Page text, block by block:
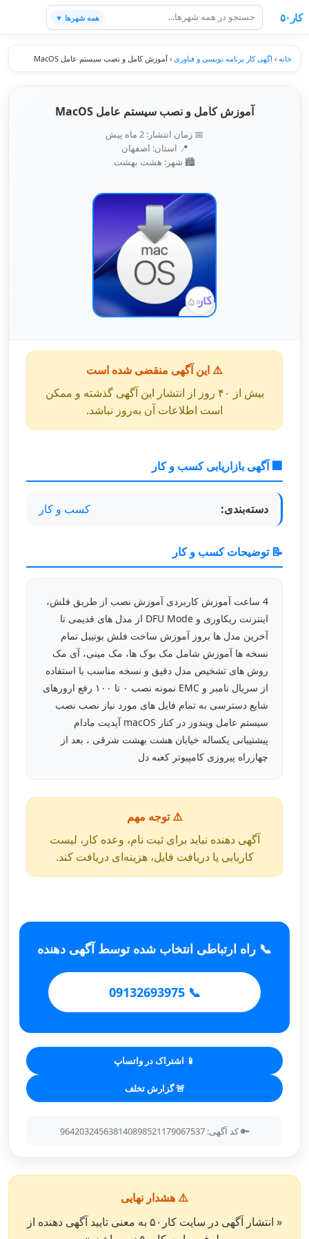
کار۵۰ همه شهرها ▼
خانه › اگهی کار برنامه نویسی و فناوری ›آموزش کامل و نصب‌ سیستم عامل MacOS
آموزش کامل و نصب‌ سیستم عامل MacOS
📅 زمان انتشار: 2 ماه پیش
📍 استان: اصفهان
🏙️ شهر: هشت بهشت
⚠️ این آگهی منقضی شده است
بیش از ۴۰ روز از انتشار این آگهی گذشته و ممکن
است اطلاعات آن به‌روز نباشد.
🏢 آگهی بازاریابی کسب و کار
دسته‌بندی: کسب و کار
📝 توضیحات کسب و کار
4 ساعت آموزش کاربردی آموزش نصب از طریق فلش،
اینترنت ریکاوری و DFU Mode از مدل های قدیمی تا
آخرین مدل ها بروز آموزش ساخت فلش بوتیبل تمام
نسخه ها آموزش شامل مک بوک ها، مک مینی، آی مک
روش های تشخیص مدل دقیق و نسخه مناسب با استفاده
از سریال نامبر و EMC نمونه نصب ۰ تا ۱۰۰ رفع ارورهای
شایع دسترسی به تمام فایل های مورد نیاز نصب نصب
سیستم عامل ویندوز در کنار macOS آپدیت مادام
پیشتیبانی یکساله خیابان هشت بهشت شرقی ، بعد از
چهارراه پیروزی کامپیوتر کعبه دل
⚠️ توجه مهم
آگهی دهنده نباید برای ثبت نام، وعده کار، لیست
کاریابی یا دریافت فایل، هزینه‌ای دریافت کند.
📞 راه ارتباطی انتخاب شده توسط آگهی دهنده
📞 09132693975
📱 اشتراک در واتساپ
🚨 گزارش تخلف
🔑 کد آگهی: 964203245638140898521179067537
⚠️ هشدار نهایی
« انتشار آگهی در سایت کار۵۰ به معنی تایید آگهی دهنده از